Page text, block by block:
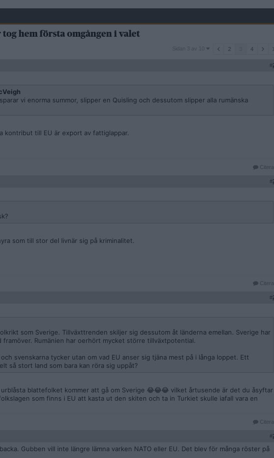
hem första omgången i valet
Sidan
Sidan 3 av 10 2 4
#
vi enorma summor, slipper en Quisling och dessutom slipper alla rumänska
kontribut till EU är export av fattiglappar.
Citera
#
som till stor del livnär sig på kriminalitet.
Citera
#
som Sverige. Tillväxttrenden skiljer sig dessutom åt länderna emellan. Sverige har
Rumänien har oerhört mycket större tillväxtpotential.
svenskarna tycker utan om vad EU anser sig tjäna mest på i långa loppet. Ett
så stort land som bara kan röra sig uppåt?
blattefolket kommer att gå om Sverige 😂😂😂 vilket årtusende är det du åsyftar
som finns i EU att kasta ut den skiten och ta in Turkiet skulle iafall vara en
Citera
#
Gubben vill inte längre lämna varken NATO eller EU. Det blev för många röster på